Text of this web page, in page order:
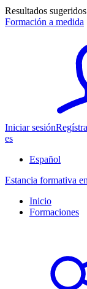
Resultados
Formación a medida
Iniciar sesión
es
Español
Estancia formativa
Inicio
Formaciones